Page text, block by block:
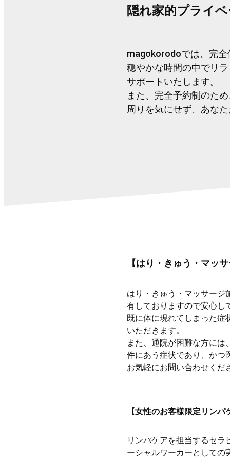
隠れ家的プライ
magokorodoでは、完全
穏やかな時間の中でリ
サポートいたします。
また、完全予約制のた
周りを気にせず、あな
【はり・きゅう・マッサ
はり・きゅう・マッサージ
有しておりますので安心し
既に体に現れてしまった症
いただきます。
また、通院が困難な方に
件にあう症状であり、かつ
お気軽にお問い合わせくだ
【女性のお客様限定リンパ
リンパケアを担当するセ
ーシャルワーカーとしての